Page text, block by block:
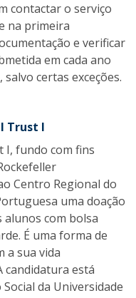
contactar o serviço
na primeira
e verificar
em cada ano
certas exceções.
Trust I
I, fundo com fins
Centro Regional do
uma doação
com bolsa
É uma forma de
a sua vida
candidatura está
da Universidade